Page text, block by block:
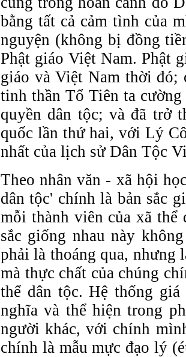
bằng tất cả cảm tình của
nguyện (không bị đồng
Phật giáo Việt Nam. Phật
giáo và Việt Nam thời đó;
tinh thần Tổ Tiên ta
quyền dân tộc; và đã trở
quốc lần thứ hai, với Lý
nhất của lịch sử Dân Tộc
Theo nhân văn - xã hội
dân tộc' chính là bản sắc
mỗi thành viên của xã
sắc giống nhau này
phải là thoáng qua, nhưng
mà thực chất của chúng
thể dân tộc. Hệ thống
nghĩa và thể hiện trong
người khác, với chính
chính là mẫu mực đạo lý